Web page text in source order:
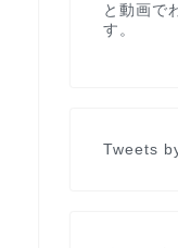
と動画で
す。
Tweets